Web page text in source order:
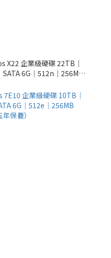
X22 企業級硬碟 22TB｜
6G｜512n｜256MB